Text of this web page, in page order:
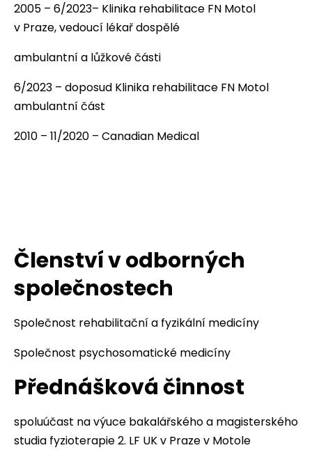
2005 – 6/2023– Klinika rehabilitace FN Motol
v Praze, vedoucí lékař dospělé
ambulantní a lůžkové části
6/2023 – doposud Klinika rehabilitace FN Motol
ambulantní část
2010 – 11/2020 – Canadian Medical
Členství v odborných
společnostech
Společnost rehabilitační a fyzikální medicíny
Společnost psychosomatické medicíny
Přednášková činnost
spoluúčast na výuce bakalářského a magisterského
studia fyzioterapie 2. LF UK v Praze v Motole